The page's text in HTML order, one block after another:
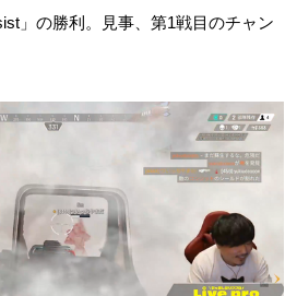
」の勝利。見事、第1戦目のチャン